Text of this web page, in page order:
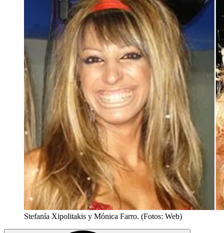
Stefanía Xipolitakis y Mónica Farro. (Fotos: Web)